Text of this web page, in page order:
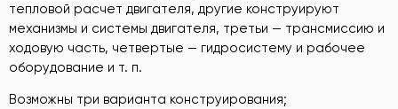
тепловой расчет двигателя, другие конструируют
механизмы и системы двигателя, третьи — трансмиссию и
ходовую часть, четвертые — гидросистему и рабочее
оборудование и т. п.
Возможны три варианта конструирования;